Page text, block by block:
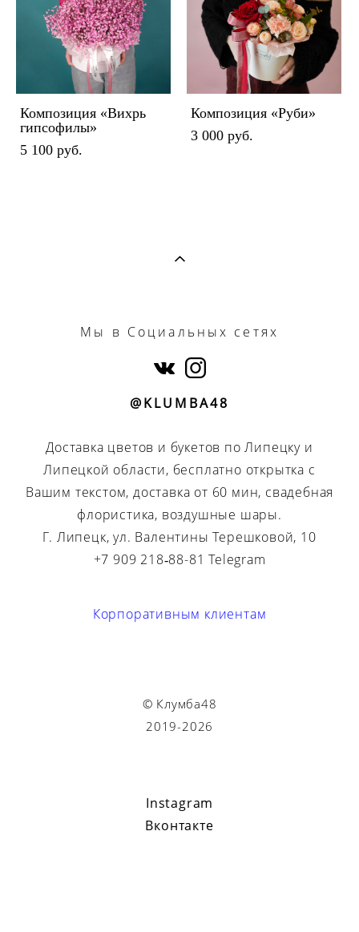
Композиция «Вихрь
гипсофилы»
5 100 pуб.
Композиция «Руби»
3 000 pуб.
Мы в Социальных сетях
@KLUMBA48
Доставка цветов и букетов по Липецку и
Липецкой области, бесплатно открытка с
Вашим текстом, доставка от 60 мин, свадебная
флористика, воздушные шары.
Г. Липецк, ул. Валентины Терешковой, 10
+7 909 218‑88-81 Telegram
Корпоративным клиентам
© Клумба48
2019-2026
Instagram
Вконтакте